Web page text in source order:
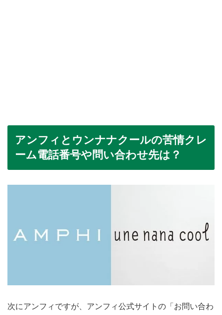
アンフィとウンナナクールの苦情クレ
ーム電話番号や問い合わせ先は？
次にアンフィですが、アンフィ公式サイトの「お問い合わ